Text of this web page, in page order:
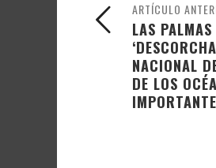
ARTÍCULO
LAS
NACIONAL
DE LOS